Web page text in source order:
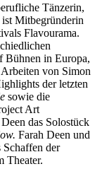
Tänzerin,
Mitbegründerin
Flavourama.
Bühnen in Europa,
von Simon
der letzten
sowie die
Art
das Solostück
Farah Deen und
der
Theater.